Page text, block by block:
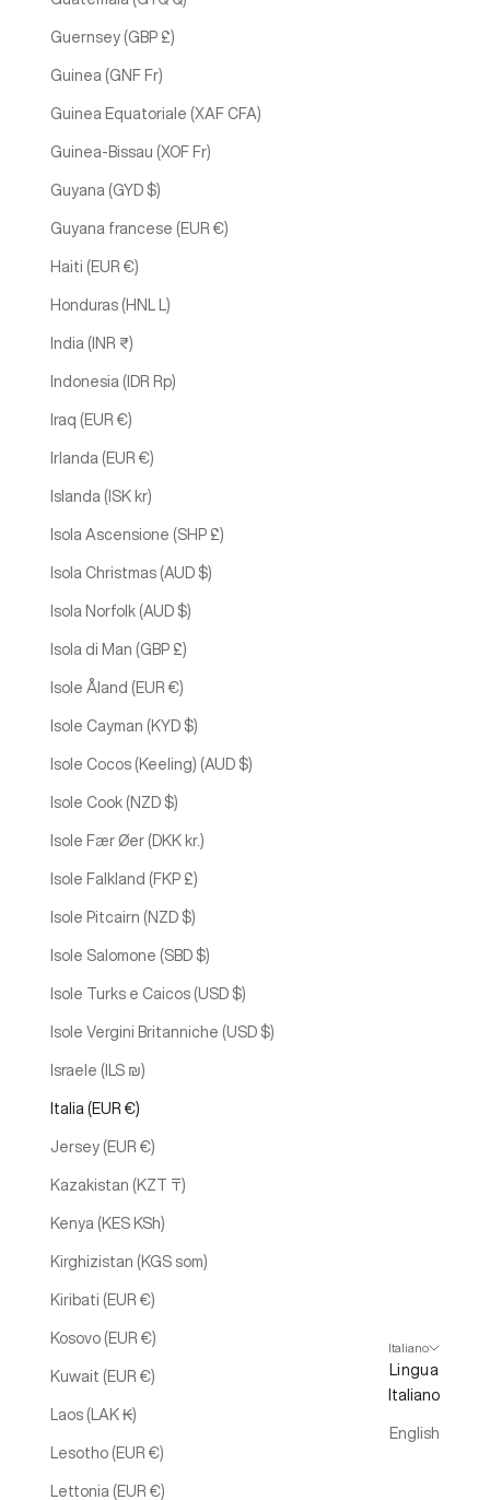
Guernsey (GBP £)
Guinea (GNF Fr)
Guinea Equatoriale (XAF CFA)
Guinea-Bissau (XOF Fr)
Guyana (GYD $)
Guyana francese (EUR €)
Haiti (EUR €)
Honduras (HNL L)
India (INR ₹)
Indonesia (IDR Rp)
Iraq (EUR €)
Irlanda (EUR €)
Islanda (ISK kr)
Isola Ascensione (SHP £)
Isola Christmas (AUD $)
Isola Norfolk (AUD $)
Isola di Man (GBP £)
Isole Åland (EUR €)
Isole Cayman (KYD $)
Isole Cocos (Keeling) (AUD $)
Isole Cook (NZD $)
Isole Fær Øer (DKK kr.)
Isole Falkland (FKP £)
Isole Pitcairn (NZD $)
Isole Salomone (SBD $)
Isole Turks e Caicos (USD $)
Isole Vergini Britanniche (USD $)
Israele (ILS ₪)
Italia (EUR €)
Jersey (EUR €)
Kazakistan (KZT ₸)
Kenya (KES KSh)
Kirghizistan (KGS som)
Kiribati (EUR €)
Kosovo (EUR €)
Kuwait (EUR €)
Laos (LAK ₭)
Lesotho (EUR €)
Lettonia (EUR €)
Italiano
Lingua
Italiano
English